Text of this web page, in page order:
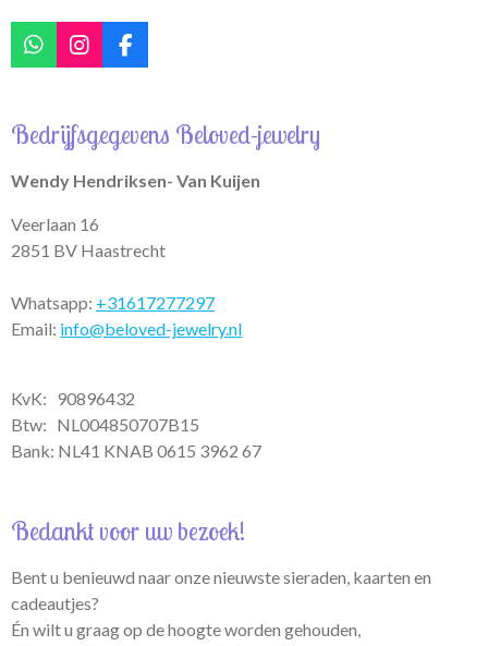
W
h
s
p
I
n
a
r
m
F
a
b
o
Bedrijfsgegevens Beloved-jewelry
Wendy Hendriksen- Van Kuijen
Veerlaan 16
2851 BV Haastrecht
Whatsapp: +31617277297
Email: info@beloved-jewelry.nl
KvK: 90896432
Btw: NL004850707B15
Bank: NL41 KNAB 0615 3962 67
Bedankt voor uw bezoek!
Bent u benieuwd naar onze nieuwste sieraden, kaarten en
cadeautjes?
Én wilt u graag op de hoogte worden gehouden,